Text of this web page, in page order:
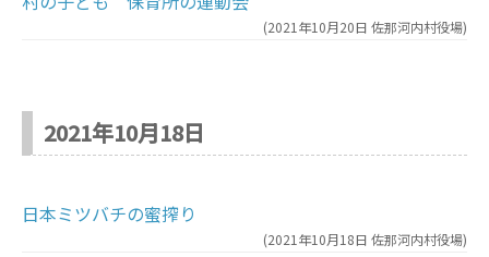
(2021年10月20日 佐那河内村役場)
2021年10月18日
日本ミツバチの蜜搾り
(2021年10月18日 佐那河内村役場)